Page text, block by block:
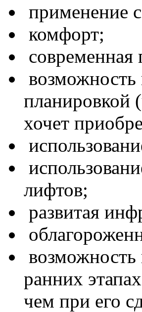
применение
комфорт;
современная
планировкой
хочет
лифтов;
развитая
ранних
чем при его